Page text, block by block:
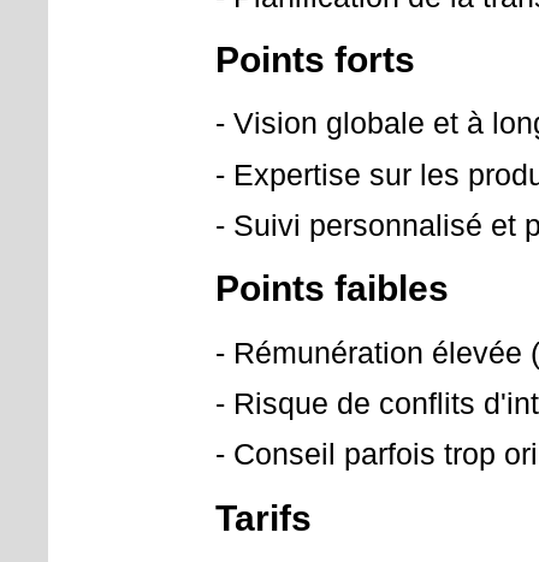
Points forts
- Vision globale et à
- Expertise sur les
- Suivi personnalisé et
Points faibles
- Rémunération élevée
- Risque de conflits
- Conseil parfois trop
Tarifs